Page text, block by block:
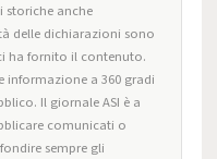
storiche anche
delle dichiarazioni sono
ha fornito il contenuto.
informazione a 360 gradi
Il giornale ASI è a
comunicati o
sempre gli